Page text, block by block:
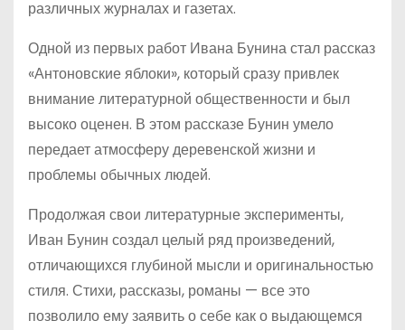
различных журналах и газетах.
Одной из первых работ Ивана Бунина стал рассказ
«Антоновские яблоки», который сразу привлек
внимание литературной общественности и был
высоко оценен. В этом рассказе Бунин умело
передает атмосферу деревенской жизни и
проблемы обычных людей.
Продолжая свои литературные эксперименты,
Иван Бунин создал целый ряд произведений,
отличающихся глубиной мысли и оригинальностью
стиля. Стихи, рассказы, романы — все это
позволило ему заявить о себе как о выдающемся